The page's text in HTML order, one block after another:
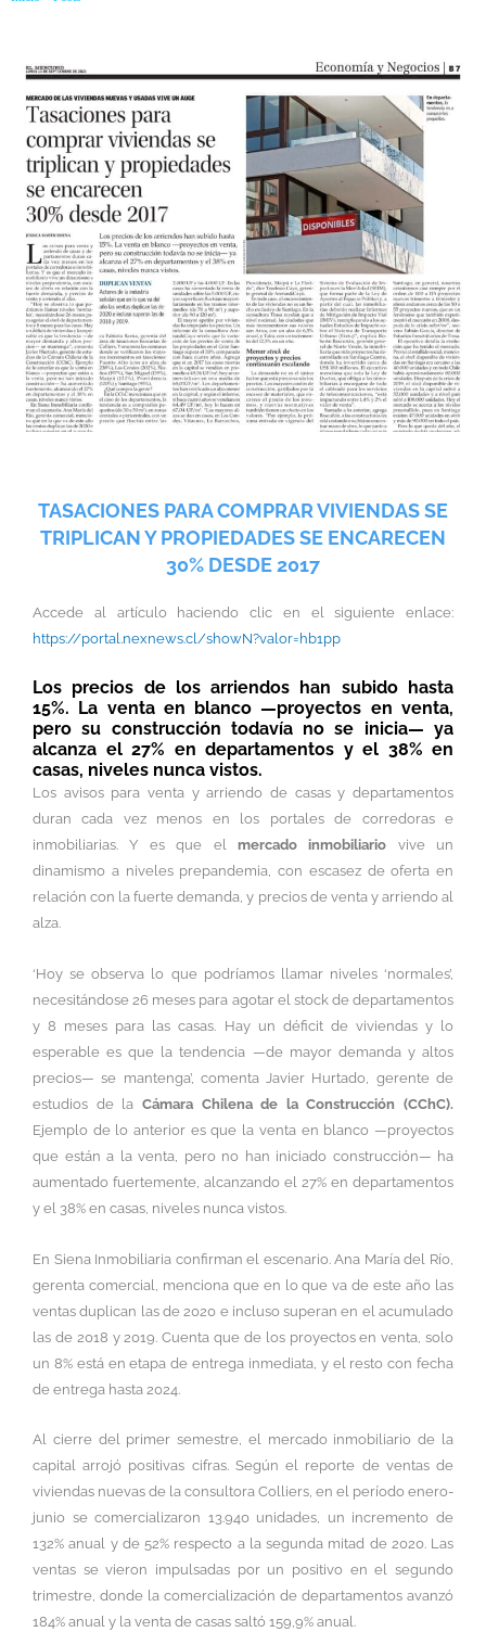
TASACIONES PARA COMPRAR VIVIENDAS SE
TRIPLICAN Y PROPIEDADES SE ENCARECEN
30% DESDE 2017
Accede al artículo haciendo clic en el siguiente enlace:
https://portal.nexnews.cl/showN?valor=hb1pp
Los precios de los arriendos han subido hasta
15%. La venta en blanco —proyectos en venta,
pero su construcción todavía no se inicia— ya
alcanza el 27% en departamentos y el 38% en
casas, niveles nunca vistos.
Los avisos para venta y arriendo de casas y departamentos
duran cada vez menos en los portales de corredoras e
inmobiliarias. Y es que el mercado inmobiliario vive un
dinamismo a niveles prepandemia, con escasez de oferta en
relación con la fuerte demanda, y precios de venta y arriendo al
alza.
‘Hoy se observa lo que podríamos llamar niveles ‘normales’,
necesitándose 26 meses para agotar el stock de departamentos
y 8 meses para las casas. Hay un déficit de viviendas y lo
esperable es que la tendencia —de mayor demanda y altos
precios— se mantenga’, comenta Javier Hurtado, gerente de
estudios de la Cámara Chilena de la Construcción (CChC).
Ejemplo de lo anterior es que la venta en blanco —proyectos
que están a la venta, pero no han iniciado construcción— ha
aumentado fuertemente, alcanzando el 27% en departamentos
y el 38% en casas, niveles nunca vistos.
En Siena Inmobiliaria confirman el escenario. Ana María del Río,
gerenta comercial, menciona que en lo que va de este año las
ventas duplican las de 2020 e incluso superan en el acumulado
las de 2018 y 2019. Cuenta que de los proyectos en venta, solo
un 8% está en etapa de entrega inmediata, y el resto con fecha
de entrega hasta 2024.
Al cierre del primer semestre, el mercado inmobiliario de la
capital arrojó positivas cifras. Según el reporte de ventas de
viviendas nuevas de la consultora Colliers, en el período enero-
junio se comercializaron 13.940 unidades, un incremento de
132% anual y de 52% respecto a la segunda mitad de 2020. Las
ventas se vieron impulsadas por un positivo en el segundo
trimestre, donde la comercialización de departamentos avanzó
184% anual y la venta de casas saltó 159,9% anual.